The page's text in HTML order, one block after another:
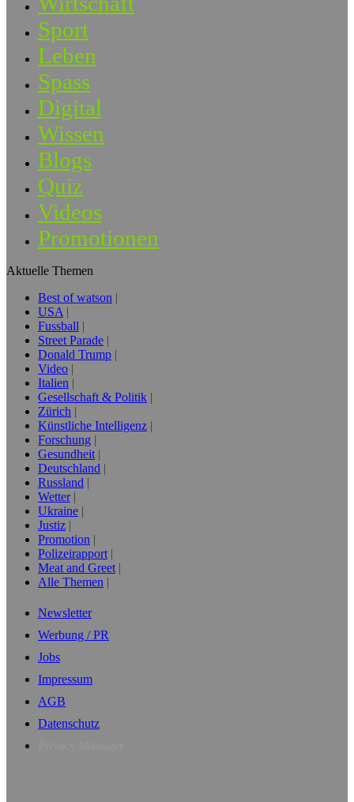
Sport
Leben
Spass
Digital
Wissen
Blogs
Quiz
Videos
Promotionen
Aktuelle Themen
Best of watson
USA
Fussball
Street Parade
Donald Trump
Video
Italien
Gesellschaft & Politik
Zürich
Künstliche Intelligenz
Forschung
Gesundheit
Deutschland
Russland
Wetter
Ukraine
Justiz
Promotion
Polizeirapport
Meat and Greet
Alle Themen
Newsletter
Werbung / PR
Jobs
Impressum
AGB
Datenschutz